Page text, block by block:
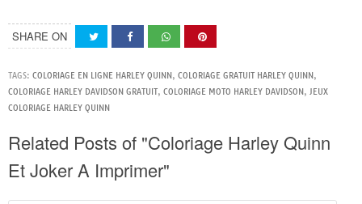
SHARE ON
TAGS: COLORIAGE EN LIGNE HARLEY QUINN , COLORIAGE GRATUIT HARLEY QUINN ,
COLORIAGE HARLEY DAVIDSON GRATUIT, COLORIAGE MOTO HARLEY DAVIDSON , JEUX
COLORIAGE HARLEY QUINN
Related Posts of "Coloriage Harley Quinn
Et Joker A Imprimer"